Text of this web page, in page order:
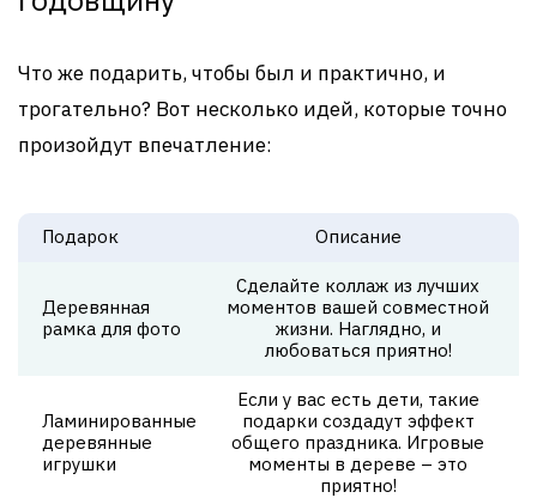
Что же подарить, чтобы был и практично, и
трогательно? Вот несколько идей, которые точно
произойдут впечатление:
Подарок Описание
Деревянная
рамка для фото
Сделайте коллаж из лучших
моментов вашей совместной
жизни. Наглядно, и
любоваться приятно!
Ламинированные
деревянные
игрушки
Если у вас есть дети, такие
подарки создадут эффект
общего праздника. Игровые
моменты в дереве – это
приятно!